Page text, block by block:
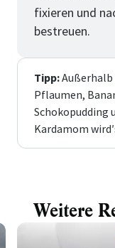
fixieren und
bestreuen.
Tipp:Außerhalb
Pflaumen,
Schokopudding
Kardamom
Weitere